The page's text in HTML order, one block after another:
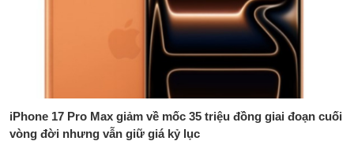
iPhone 17 Pro Max giảm về mốc 35 triệu đồng giai đoạn cuối
vòng đời nhưng vẫn giữ giá kỷ lục